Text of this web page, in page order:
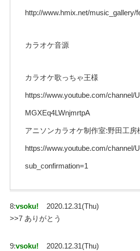
http://www.hmix.net/music_gallery/
カラオケ音源
カラオケ歌っちゃ王様
https://www.youtube.com/channel/
MGXEq4LWnjmrtpA
アニソンカラオケ制作室:野田工房
https://www.youtube.com/channel/
sub_confirmation=1
8:vsoku!
2020.12.31(Thu)
>>7 ありがとう
9:vsoku!
2020.12.31(Thu)